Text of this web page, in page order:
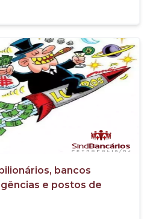
bancos
e postos de